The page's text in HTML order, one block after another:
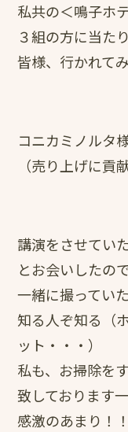
私共の＜鳴子ホ
３組の方に当た
皆様、行かれて
コニカミノルタ
（売り上げに貢
講演をさせてい
とお会いしたの
一緒に撮ってい
知る人ぞ知る（
ット・・・）
私も、お掃除を
致しております
感激のあまり！